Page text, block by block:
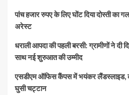
पांच हजार रुपए के लिए घोंट दिया दोस्ती का
अरेस्ट
धराली आपदा की पहली बरसी: ग्रामीणों ने दी
साथ नई शुरुआत की उम्मीद
एसडीएम ऑफिस कैंपस में भयंकर लैंडस्लाइड,
घुसी चट्टान